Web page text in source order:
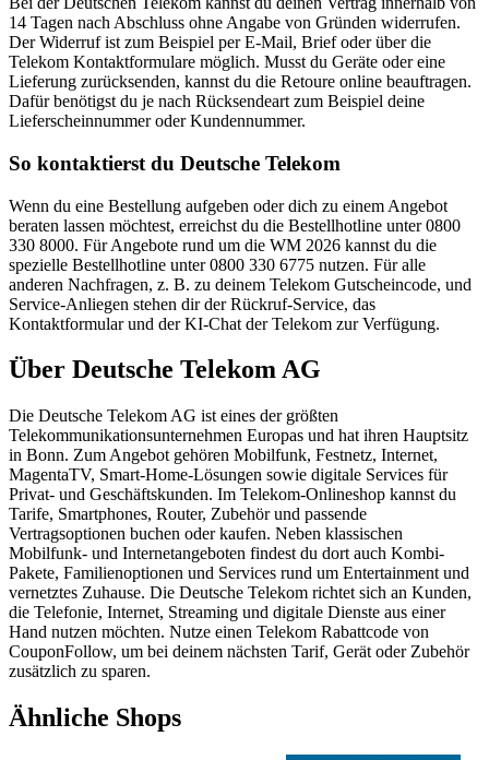
14 Tagen nach Abschluss ohne Angabe von Gründen widerrufen.
Der Widerruf ist zum Beispiel per E-Mail, Brief oder über die
Telekom Kontaktformulare möglich. Musst du Geräte oder eine
Lieferung zurücksenden, kannst du die Retoure online beauftragen.
Dafür benötigst du je nach Rücksendeart zum Beispiel deine
Lieferscheinnummer oder Kundennummer.
So kontaktierst du Deutsche Telekom
Wenn du eine Bestellung aufgeben oder dich zu einem Angebot
beraten lassen möchtest, erreichst du die Bestellhotline unter 0800
330 8000. Für Angebote rund um die WM 2026 kannst du die
spezielle Bestellhotline unter 0800 330 6775 nutzen. Für alle
anderen Nachfragen, z. B. zu deinem Telekom Gutscheincode, und
Service-Anliegen stehen dir der Rückruf-Service, das
Kontaktformular und der KI-Chat der Telekom zur Verfügung.
Über Deutsche Telekom AG
Die Deutsche Telekom AG ist eines der größten
Telekommunikationsunternehmen Europas und hat ihren Hauptsitz
in Bonn. Zum Angebot gehören Mobilfunk, Festnetz, Internet,
MagentaTV, Smart-Home-Lösungen sowie digitale Services für
Privat- und Geschäftskunden. Im Telekom-Onlineshop kannst du
Tarife, Smartphones, Router, Zubehör und passende
Vertragsoptionen buchen oder kaufen. Neben klassischen
Mobilfunk- und Internetangeboten findest du dort auch Kombi-
Pakete, Familienoptionen und Services rund um Entertainment und
vernetztes Zuhause. Die Deutsche Telekom richtet sich an Kunden,
die Telefonie, Internet, Streaming und digitale Dienste aus einer
Hand nutzen möchten. Nutze einen Telekom Rabattcode von
CouponFollow, um bei deinem nächsten Tarif, Gerät oder Zubehör
zusätzlich zu sparen.
Ähnliche Shops